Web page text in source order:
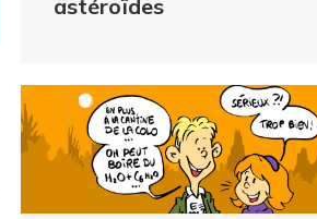
astéroïdes